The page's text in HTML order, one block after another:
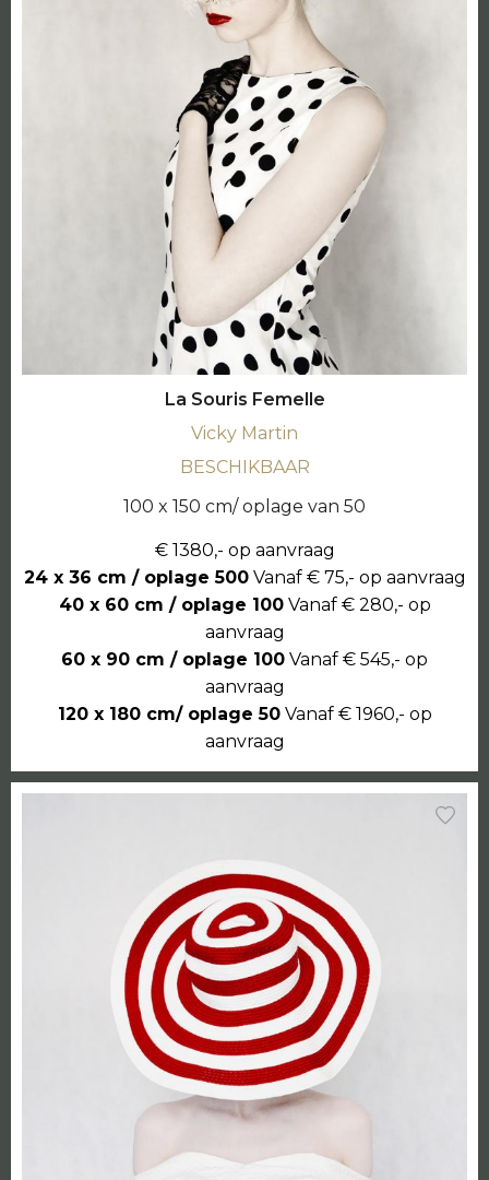
La Souris Femelle
Vicky Martin
BESCHIKBAAR
100 x 150 cm/ oplage van 50
€ 1380,- op aanvraag
24 x 36 cm / oplage 500Vanaf € 75,- op aanvraag
40 x 60 cm / oplage 100Vanaf € 280,- op
aanvraag
60 x 90 cm / oplage 100 Vanaf € 545,- op
aanvraag
120 x 180 cm/ oplage 50Vanaf € 1960,- op
aanvraag